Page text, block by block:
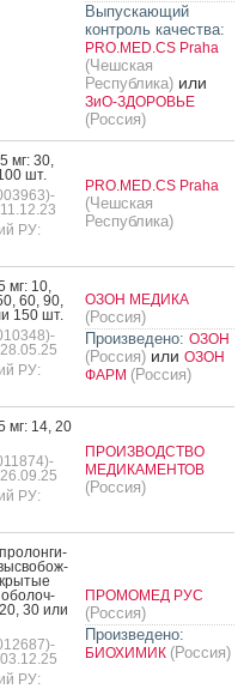
Выпускающий
контроль качества:
PRO.MED.CS Praha
(Чешская
Республика) или
ЗиО-ЗДОРОВЬЕ
(Россия)
мг: 30,
шт.
РУ:
PRO.MED.CS Praha
(Чешская
Республика)
мг: 10,
60, 90,
150 шт.
РУ:
ОЗОН МЕДИКА
(Россия)
Произведено: ОЗОН
(Россия) или ОЗОН
ФАРМ (Россия)
мг: 14, 20
РУ:
ПРОИЗВОДСТВО
МЕДИКАМЕНТОВ
(Россия)
обо­лоч­
30 или
РУ:
ПРОМОМЕД РУС
(Россия)
Произведено:
БИОХИМИК (Россия)